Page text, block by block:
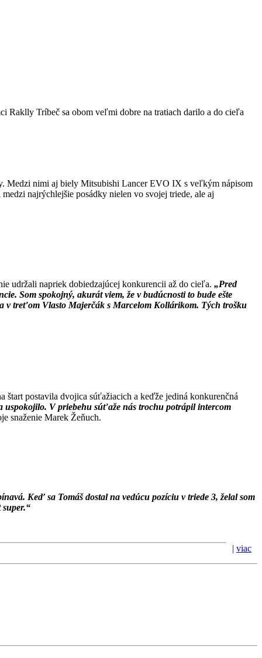
Raklly Tríbeč sa obom veľmi dobre na tratiach darilo a do cieľa
Medzi nimi aj biely Mitsubishi Lancer EVO IX s veľkým nápisom
najrýchlejšie posádky nielen vo svojej triede, ale aj
udržali napriek dobiedzajúcej konkurencii až do cieľa. „Pred
Som spokojný, akurát viem, že v budúcnosti to bude ešte
v treťom Vlasto Majerčák s Marcelom Kollárikom. Tých trošku
postavila dvojica súťažiacich a keďže jediná konkurenčná
uspokojilo. V priebehu súťaže nás trochu potrápil intercom
snaženie Marek Žeňuch.
Keď sa Tomáš dostal na vedúcu pozíciu v triede 3, želal som
| viac